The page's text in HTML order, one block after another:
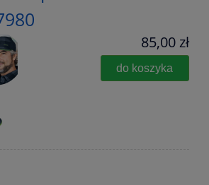
85,00 zł
do koszyka